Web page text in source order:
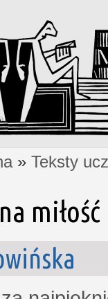
» Teksty
miłość